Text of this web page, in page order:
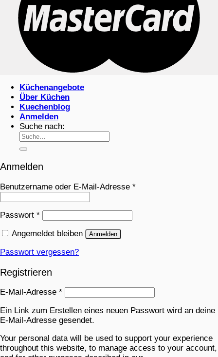
Küchenangebote
Über Küchen
Kuechenblog
Anmelden
Suche nach:
Anmelden
Benutzername oder E-Mail-Adresse *
Passwort *
Angemeldet bleiben Anmelden
Passwort vergessen?
Registrieren
E-Mail-Adresse *
Ein Link zum Erstellen eines neuen Passwort wird an deine
E-Mail-Adresse gesendet.
Your personal data will be used to support your experience
throughout this website, to manage access to your account,